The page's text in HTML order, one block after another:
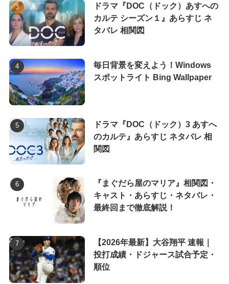
ドラマ『DOC（ドック）あすへの
カルテ シーズン１』あらすじ ネ
タバレ 相関図
毎日背景を変えよう！Windows
スポットライト Bing Wallpaper
ドラマ『DOC（ドック）3 あすへ
のカルテ』あらすじ ネタバレ 相
関図
『まぐだら屋のマリア』相関図・
キャスト・あらすじ・ネタバレ・
最終回まで徹底解説！
【2026年最新】大谷翔平 速報｜
投打成績・ドジャース試合予定・
順位